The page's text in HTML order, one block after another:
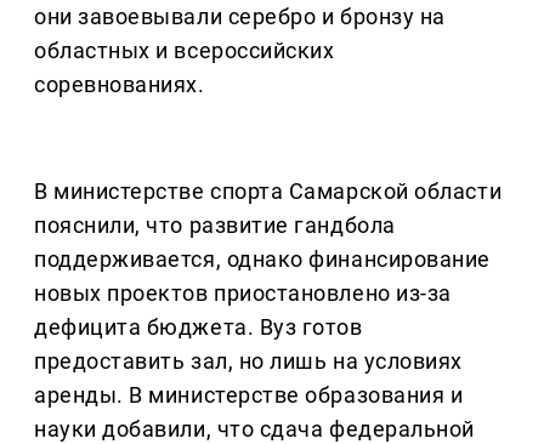
они завоевывали серебро и бронзу на
областных и всероссийских
соревнованиях.
В министерстве спорта Самарской области
пояснили, что развитие гандбола
поддерживается, однако финансирование
новых проектов приостановлено из-за
дефицита бюджета. Вуз готов
предоставить зал, но лишь на условиях
аренды. В министерстве образования и
науки добавили, что сдача федеральной